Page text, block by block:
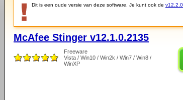
Dit is een oude versie van deze software. Je kunt ook de
McAfee Stinger v12.1.0.2135
Freeware
Vista / Win10 / Win2k / Win7 / Win8 /
WinXP